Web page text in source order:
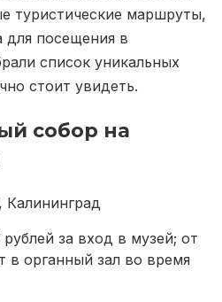
туристические маршруты,
для посещения в
список уникальных
стоит увидеть.
собор на
Калининград
рублей за вход в музей; от
в органный зал во время